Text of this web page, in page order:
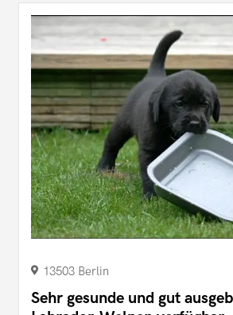
13503 Berlin
Sehr gesunde und gut